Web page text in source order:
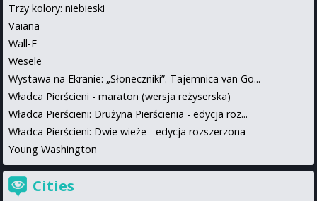
Trzy kolory: niebieski
Vaiana
Wall-E
Wesele
Wystawa na Ekranie: „Słoneczniki”. Tajemnica van Go...
Władca Pierścieni - maraton (wersja reżyserska)
Władca Pierścieni: Drużyna Pierścienia - edycja roz...
Władca Pierścieni: Dwie wieże - edycja rozszerzona
Young Washington
Cities